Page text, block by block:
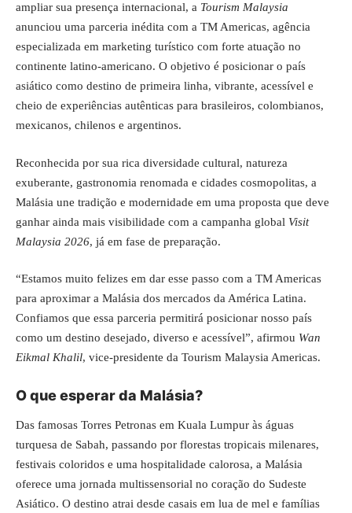
ampliar sua presença internacional, a Tourism Malaysia
anunciou uma parceria inédita com a TM Americas, agência
especializada em marketing turístico com forte atuação no
continente latino-americano. O objetivo é posicionar o país
asiático como destino de primeira linha, vibrante, acessível e
cheio de experiências autênticas para brasileiros, colombianos,
mexicanos, chilenos e argentinos.
Reconhecida por sua rica diversidade cultural, natureza
exuberante, gastronomia renomada e cidades cosmopolitas, a
Malásia une tradição e modernidade em uma proposta que deve
ganhar ainda mais visibilidade com a campanha global Visit
Malaysia 2026, já em fase de preparação.
“Estamos muito felizes em dar esse passo com a TM Americas
para aproximar a Malásia dos mercados da América Latina.
Confiamos que essa parceria permitirá posicionar nosso país
como um destino desejado, diverso e acessível”, afirmou Wan
Eikmal Khalil, vice-presidente da Tourism Malaysia Americas.
O que esperar da Malásia?
Das famosas Torres Petronas em Kuala Lumpur às águas
turquesa de Sabah, passando por florestas tropicais milenares,
festivais coloridos e uma hospitalidade calorosa, a Malásia
oferece uma jornada multissensorial no coração do Sudeste
Asiático. O destino atrai desde casais em lua de mel e famílias